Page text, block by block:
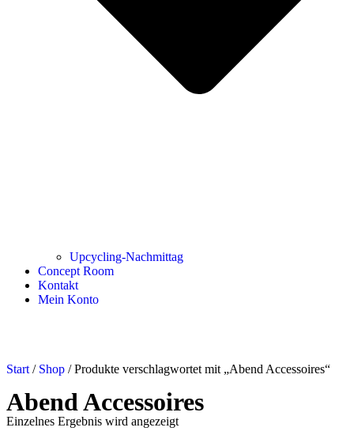
Upcycling-Nachmittag
Concept Room
Kontakt
Mein Konto
Start / Shop / Produkte verschlagwortet mit „Abend Accessoires“
Abend Accessoires
Einzelnes Ergebnis wird angezeigt